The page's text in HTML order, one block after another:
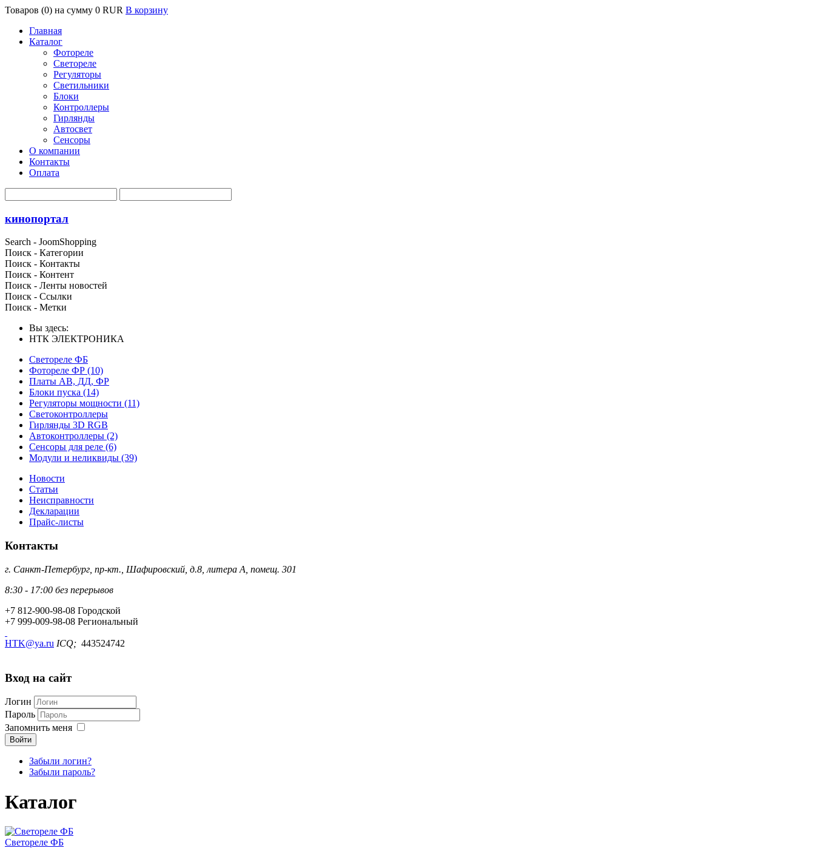
Товаров (0) на сумму 0 RUR В корзину
Главная
Каталог
Фотореле
Светореле
Регуляторы
Светильники
Блоки
Контроллеры
Гирлянды
Автосвет
Сенсоры
О компании
Контакты
Оплата
кинопортал
Search - JoomShopping
Поиск - Категории
Поиск - Контакты
Поиск - Контент
Поиск - Ленты новостей
Поиск - Ссылки
Поиск - Метки
Вы здесь:
НТК ЭЛЕКТРОНИКА
Светореле ФБ
Фотореле ФР (10)
Платы АВ, ДД, ФР
Блоки пуска (14)
Регуляторы мощности (11)
Светоконтроллеры
Гирлянды 3D RGB
Автоконтроллеры (2)
Сенсоры для реле (6)
Модули и неликвиды (39)
Новости
Статьи
Неисправности
Декларации
Прайс-листы
Контакты
8:30 - 17:00 без перерывов
+7 812-900-98-08 Городской
+7 999-009-98-08 Региональный
HTK@ya.ru ICQ; 443524742
Вход на сайт
Логин
Пароль
Запомнить меня
Войти
Забыли логин?
Забыли пароль?
Каталог
Светореле ФБ